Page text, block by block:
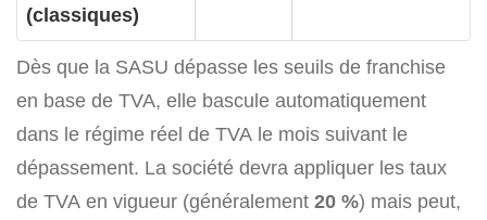
(classiques)
Dès que la SASU dépasse les seuils de franchise
en base de TVA, elle bascule automatiquement
dans le régime réel de TVA le mois suivant le
dépassement. La société devra appliquer les taux
de TVA en vigueur (généralement 20 %) mais peut,